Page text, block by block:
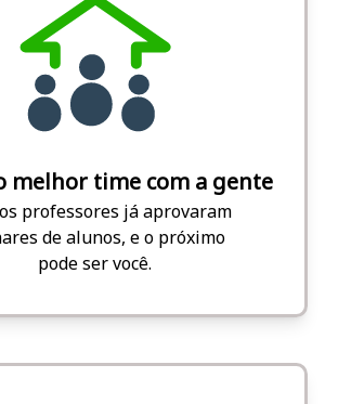
melhor time com a gente
professores já aprovaram
de alunos, e o próximo
pode ser você.